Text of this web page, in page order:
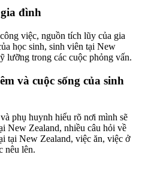
đình
việc, nguồn tích lũy của gia
học sinh, sinh viên tại New
lưỡng trong các cuộc phỏng vấn.
và cuộc sống của sinh
phụ huynh hiểu rõ nơi mình sẽ
New Zealand, nhiều câu hỏi về
tại New Zealand, việc ăn, việc ở
nêu lên.